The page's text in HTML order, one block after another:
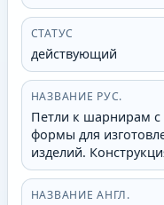
СТАТУС
действующий
НАЗВАНИЕ РУС.
Петли к шарнирам с
формы для
изделий.
НАЗВАНИЕ АНГЛ.